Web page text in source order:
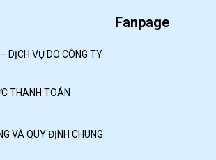
DỊCH VỤ DO CÔNG TY
THANH TOÁN
VÀ QUY ĐỊNH CHUNG
Fanpage